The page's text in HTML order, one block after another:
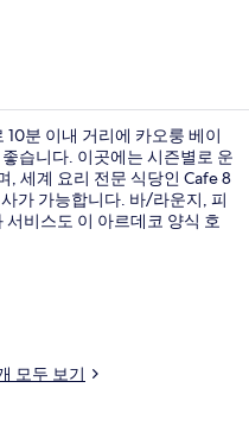
분 이내 거리에 카오룽 베이
습니다. 이곳에는 시즌별로 운
, 세계 요리 전문 식당인 Cafe 8
가 가능합니다. 바/라운지, 피
비스도 이 아르데코 양식 호
, 토콰완 역까지는 10분이면
모두 보기